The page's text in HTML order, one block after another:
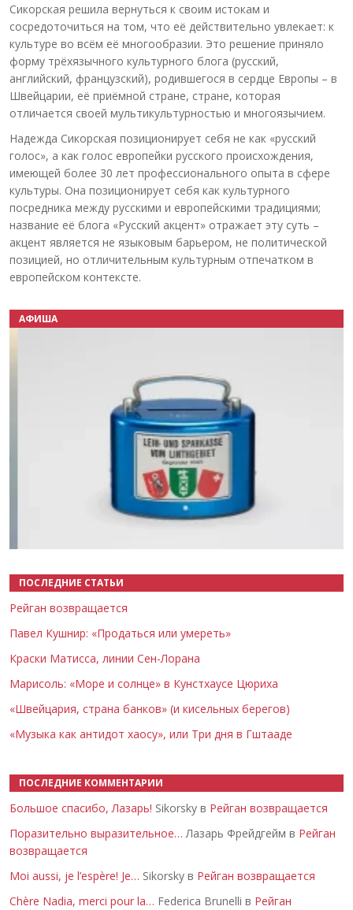
Сикорская решила вернуться к своим истокам и
сосредоточиться на том, что её действительно увлекает: к
культуре во всём её многообразии. Это решение приняло
форму трёхязычного культурного блога (русский,
английский, французский), родившегося в сердце Европы – в
Швейцарии, её приёмной стране, стране, которая
отличается своей мультикультурностью и многоязычием.
Надежда Сикорская позиционирует себя не как «русский
голос», а как голос европейки русского происхождения,
имеющей более 30 лет профессионального опыта в сфере
культуры. Она позиционирует себя как культурного
посредника между русскими и европейскими традициями;
название её блога «Русский акцент» отражает эту суть –
акцент является не языковым барьером, не политической
позицией, но отличительным культурным отпечатком в
европейском контексте.
АФИША
ПОСЛЕДНИЕ СТАТЬИ
Рейган возвращается
Павел Кушнир: «Продаться или умереть»
Краски Матисса, линии Сен-Лорана
Марисоль: «Море и солнце» в Кунстхаусе Цюриха
«Швейцария, страна банков» (и кисельных берегов)
«Музыка как антидот хаосу», или Три дня в Гштааде
ПОСЛЕДНИЕ КОММЕНТАРИИ
Большое спасибо, Лазарь! Sikorsky в Рейган возвращается
Поразительно выразительное… Лазарь Фрейдгейм в Рейган
возвращается
Moi aussi, je l’espère! Je… Sikorsky в Рейган возвращается
Chère Nadia, merci pour la… Federica Brunelli в Рейган